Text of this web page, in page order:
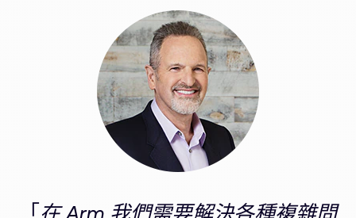
「 在 Arm 我們需要解決各種複雜問